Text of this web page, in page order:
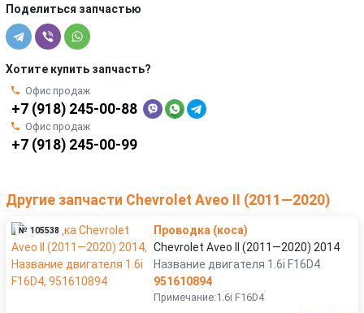
Поделиться запчастью
Хотите купить запчасть?
Офис продаж
+7 (918) 245-00-88
Офис продаж
+7 (918) 245-00-99
Другие запчасти Chevrolet Aveo II (2011—2020)
№ 105538
Проводка (коса)
Chevrolet Aveo II (2011—2020) 2014
Название двигателя 1.6i F16D4
951610894
Примечание:1.6i F16D4